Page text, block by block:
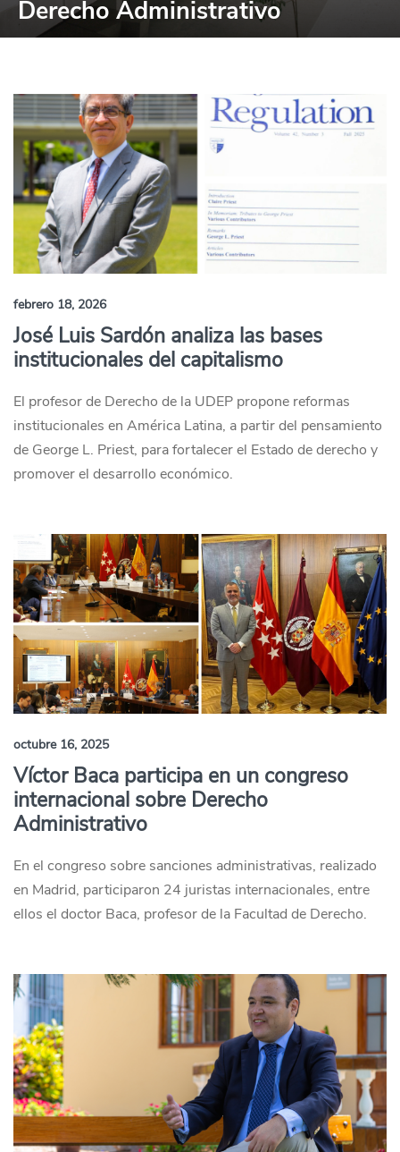
Derecho Administrativo
febrero 18, 2026
José Luis Sardón analiza las bases
institucionales del capitalismo
El profesor de Derecho de la UDEP propone reformas
institucionales en América Latina, a partir del pensamiento
de George L. Priest, para fortalecer el Estado de derecho y
promover el desarrollo económico.
octubre 16, 2025
Víctor Baca participa en un congreso
internacional sobre Derecho
Administrativo
En el congreso sobre sanciones administrativas, realizado
en Madrid, participaron 24 juristas internacionales, entre
ellos el doctor Baca, profesor de la Facultad de Derecho.